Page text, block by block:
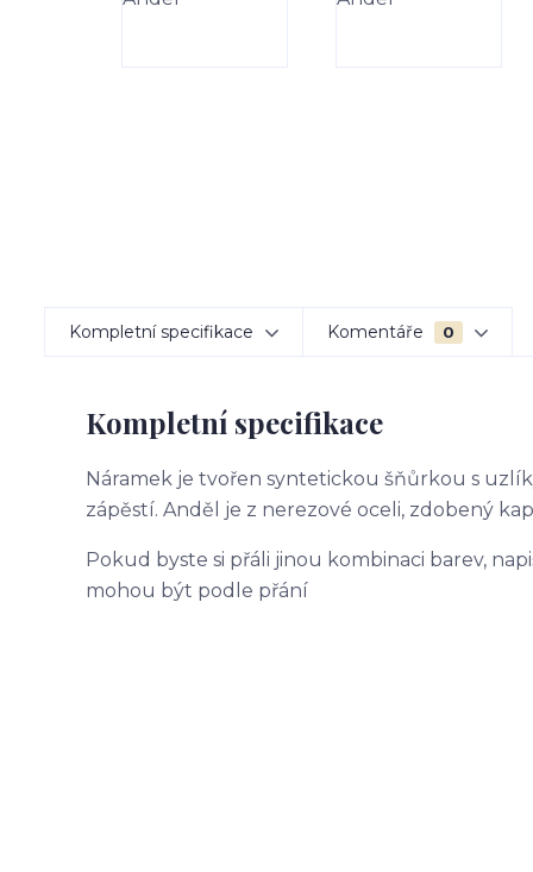
Kompletní specifikace Komentáře 0
Kompletní specifikace
Náramek je tvořen syntetickou šňůrkou s
zápěstí. Anděl je z nerezové oceli, zdobený
Pokud byste si přáli jinou kombinaci barev,
mohou být podle přání